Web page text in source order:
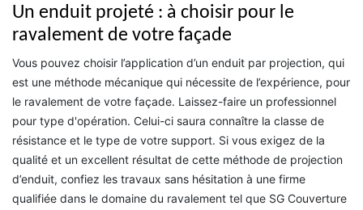
Un enduit projeté : à choisir pour le
ravalement de votre façade
Vous pouvez choisir l’application d’un enduit par projection, qui
est une méthode mécanique qui nécessite de l’expérience, pour
le ravalement de votre façade. Laissez-faire un professionnel
pour type d'opération. Celui-ci saura connaître la classe de
résistance et le type de votre support. Si vous exigez de la
qualité et un excellent résultat de cette méthode de projection
d’enduit, confiez les travaux sans hésitation à une firme
qualifiée dans le domaine du ravalement tel que SG Couverture